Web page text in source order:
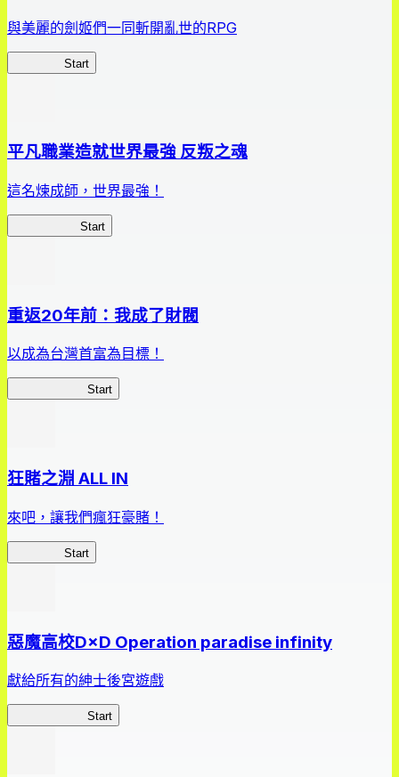
與美麗的劍姬們一同斬開亂世的RPG
Start
平凡職業造就世界最強 反叛之魂
這名煉成師，世界最強！
Start
重返20年前：我成了財閥
以成為台灣首富為目標！
Start
狂賭之淵 ALL IN
來吧，讓我們瘋狂豪賭！
Start
惡魔高校D×D Operation paradise infinity
獻給所有的紳士後宮遊戲
Start